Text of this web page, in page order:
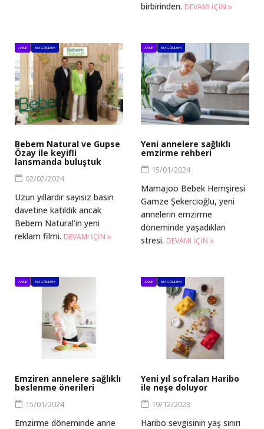
birbirinden. DEVAMI IÇIN
ANNE BM GÜNDEM
Bebem Natural ve Gupse
Özay ile keyifli
lansmanda buluştuk
02/02/2024
Uzun yıllardır sayısız basın
davetine katıldık ancak
Bebem Natural’in yeni
reklam filmi. DEVAMI IÇIN
ANNE BM GÜNDEM
Yeni annelere sağlıklı
emzirme rehberi
15/01/2024
Mamajoo Bebek Hemşiresi
Gamze Şekercioğlu, yeni
annelerin emzirme
döneminde yaşadıkları
stresi. DEVAMI IÇIN
ANNE BM GÜNDEM
Emziren annelere sağlıklı
beslenme önerileri
15/01/2024
Emzirme döneminde anne
ANNE BM GÜNDEM
Yeni yıl sofraları Haribo
ile neşe doluyor
19/12/2023
Haribo sevgisinin yaş sınırı